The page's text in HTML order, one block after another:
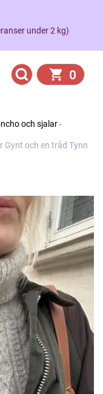
under 2 kg)
0
och sjalar
Gynt och en tråd Tynn